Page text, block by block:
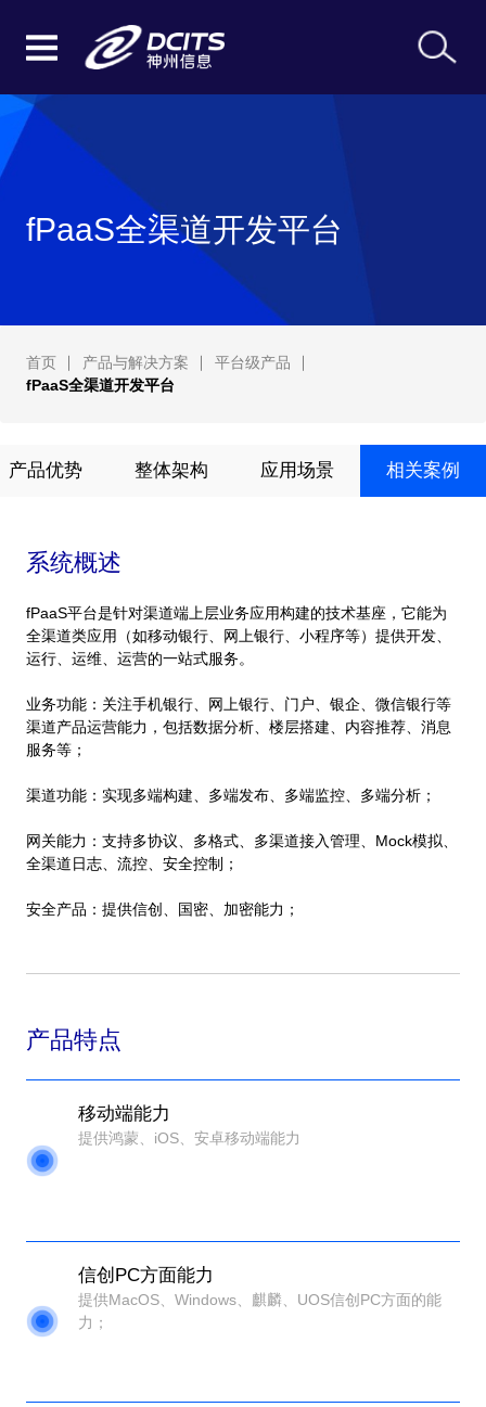
fPaaS全渠道开发平台
首页 产品与解决方案
平台级产品
fPaaS全渠道开发平台
产品优势 整体架构 应用场景 相关案例
系统概述
fPaaS平台是针对渠道端上层业务应用构建的技术基座，它能为
全渠道类应用（如移动银行、网上银行、小程序等）提供开发、
运行、运维、运营的一站式服务。
业务功能：关注手机银行、网上银行、门户、银企、微信银行等
渠道产品运营能力，包括数据分析、楼层搭建、内容推荐、消息
服务等；
渠道功能：实现多端构建、多端发布、多端监控、多端分析；
网关能力：支持多协议、多格式、多渠道接入管理、Mock模拟、
全渠道日志、流控、安全控制；
安全产品：提供信创、国密、加密能力；
产品特点
移动端能力
提供鸿蒙、iOS、安卓移动端能力
信创PC方面能力
提供MacOS、Windows、麒麟、UOS信创PC方面的能
力；